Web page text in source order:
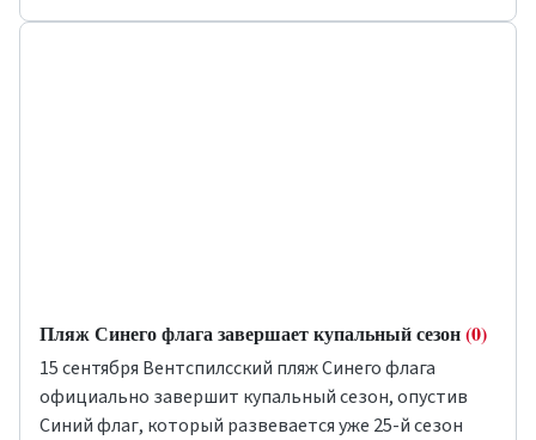
Пляж Синего флага завершает купальный сезон(0)
15 сентября Вентспилсский пляж Синего флага
официально завершит купальный сезон, опустив
Синий флаг, который развевается уже 25-й сезон